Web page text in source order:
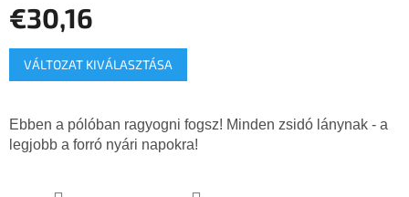
€30,16
Egységár:
VÁLTOZAT KIVÁLASZTÁSA
Ebben a pólóban ragyogni fogsz! Minden zsidó lánynak - a
legjobb a forró nyári napokra!